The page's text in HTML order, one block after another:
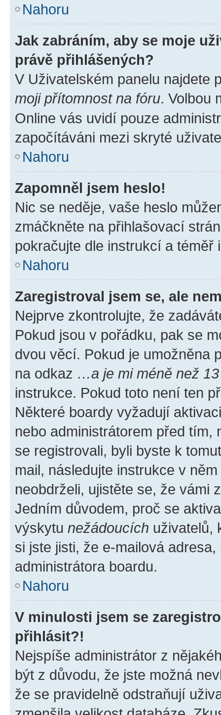
Nahoru
Jak zabráním, aby se moje
právě přihlášených?
V Uživatelském panelu najdete
moji přítomnost na fóru. Volbou
Online vás uvidí pouze
započítáváni mezi skryté
Nahoru
Zapomněl jsem heslo!
Nic se neděje, vaše heslo
zmáčkněte na přihlašovací
pokračujte dle instrukcí a téměř
Nahoru
Zaregistroval jsem se, ale
Nejprve zkontrolujte, že
Pokud jsou v pořádku, pak se
dvou věcí. Pokud je umožněna
na odkaz …a je mi méně než
instrukce. Pokud toto není ten
Některé boardy vyžadují
nebo administrátorem před tím,
se registrovali, byli byste k
mail, následujte instrukce v
neobdrželi, ujistěte se, že vámi
Jedním důvodem, proč se
výskytu nežádoucích uživatelů,
si jste jisti, že e-mailová
administrátora boardu.
Nahoru
V minulosti jsem se
přihlásit?!
Nejspíše administrátor z
být z důvodu, že jste možná
že se pravidelně odstraňují